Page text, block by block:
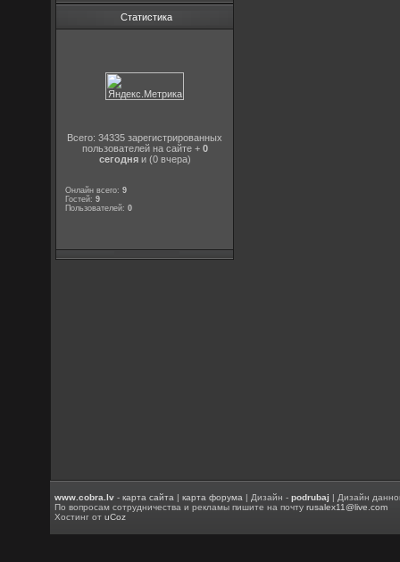
Статистика
Всего: 34335 зарегистрированных
пользователей на сайте + 0
сегодняи (0 вчера)
Онлайн всего:9
Гостей:9
Пользователей:0
www.cobra.lv -карта сайта |карта форума | Дизайн -podrubaj | Дизайн
По вопросам сотрудничества и рекламы пишите на почтуrusalex11@live.com
Хостинг отuCoz